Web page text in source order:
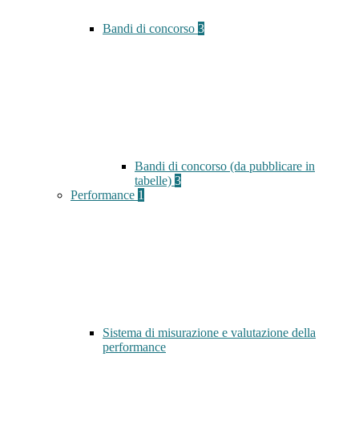
Bandi di concorso 3
Bandi di concorso (da pubblicare in
tabelle) 3
Performance 1
Sistema di misurazione e valutazione della
performance